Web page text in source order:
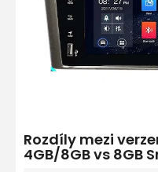
Rozdíly mezi
4GB/8GB vs 8GB